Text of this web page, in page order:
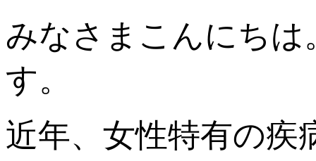
みなさまこんにち
す。
近年、女性特有の疾